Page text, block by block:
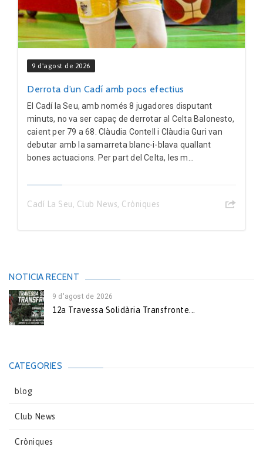
9 d'agost de 2026
Derrota d’un Cadí amb pocs efectius
El Cadí la Seu, amb només 8 jugadores disputant
minuts, no va ser capaç de derrotar al Celta Balonesto,
caient per 79 a 68. Clàudia Contell i Clàudia Guri van
debutar amb la samarreta blanc-i-blava quallant
bones actuacions. Per part del Celta, les m...
Cadí La Seu, Club News, Cròniques
NOTICIA RECENT
9 d'agost de 2026
12a Travessa Solidària Transfronte...
CATEGORIES
blog
Club News
Cròniques